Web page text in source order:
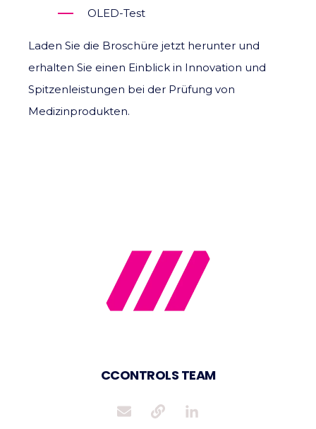
OLED-Test
Laden Sie die Broschüre jetzt herunter und
erhalten Sie einen Einblick in Innovation und
Spitzenleistungen bei der Prüfung von
Medizinprodukten.
CCONTROLS TEAM